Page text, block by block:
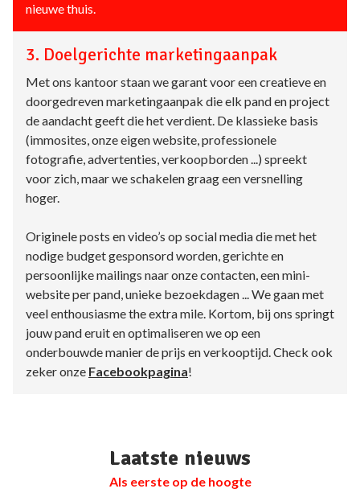
nieuwe thuis.
3. Doelgerichte marketingaanpak
Met ons kantoor staan we garant voor een creatieve en
doorgedreven marketingaanpak die elk pand en project
de aandacht geeft die het verdient. De klassieke basis
(immosites, onze eigen website, professionele
fotografie, advertenties, verkoopborden ...) spreekt
voor zich, maar we schakelen graag een versnelling
hoger.
Originele posts en video’s op social media die met het
nodige budget gesponsord worden, gerichte en
persoonlijke mailings naar onze contacten, een mini-
website per pand, unieke bezoekdagen ... We gaan met
veel enthousiasme the extra mile. Kortom, bij ons springt
jouw pand eruit en optimaliseren we op een
onderbouwde manier de prijs en verkooptijd. Check ook
zeker onze Facebookpagina!
Laatste nieuws
Als eerste op de hoogte